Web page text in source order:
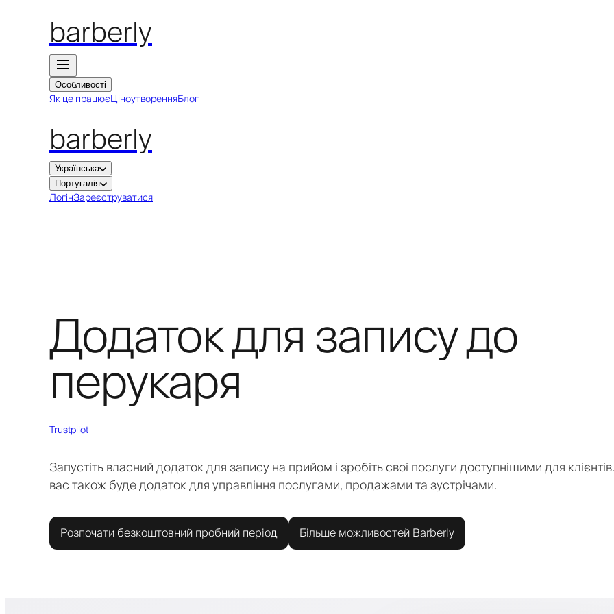
barberly
Особливості
Як це працюєЦіноутворенняБлог
barberly
Українська
Португалія
ЛогінЗареєструватися
Додаток для запису до
перукаря
Trustpilot
Запустіть власний додаток для запису на прийом і зробіть свої послуги доступнішими для
вас також буде додаток для управління послугами, продажами та зустрічами.
Розпочати безкоштовний пробний період Більше можливостей Barberly